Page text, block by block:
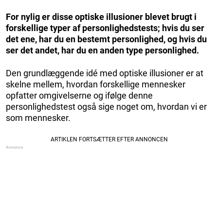
For nylig er disse optiske illusioner blevet brugt i
forskellige typer af personlighedstests; hvis du ser
det ene, har du en bestemt personlighed, og hvis du
ser det andet, har du en anden type personlighed.
Den grundlæggende idé med optiske illusioner er at
skelne mellem, hvordan forskellige mennesker
opfatter omgivelserne og ifølge denne
personlighedstest også sige noget om, hvordan vi er
som mennesker.